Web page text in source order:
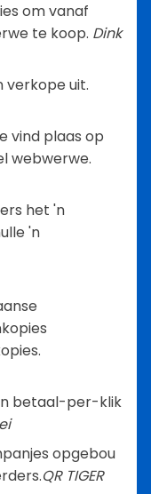
om vanaf
te koop. Dink
verkope uit.
vind plaas op
webwerwe.
het 'n
'n
betaal-per-klik
opgebou
QR TIGER